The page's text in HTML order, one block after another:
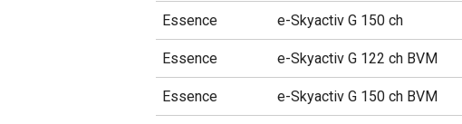
Essence e-Skyactiv G 150 ch
Essence e-Skyactiv G 122 ch BVM
Essence e-Skyactiv G 150 ch BVM